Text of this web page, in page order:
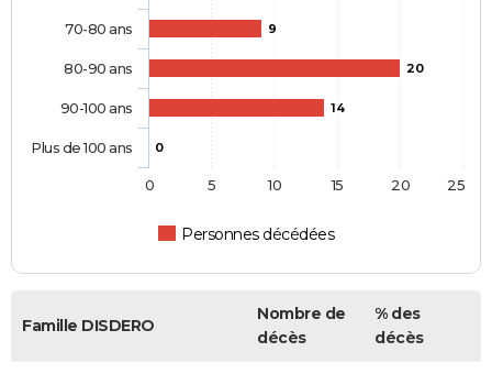
9
20
14
0
Personnes décédées
70-80 ans
80-90 ans
90-100 ans
Plus de 100 ans
0 5 10 15 20 25
Famille DISDERO
Nombre de
décès
% des
décès